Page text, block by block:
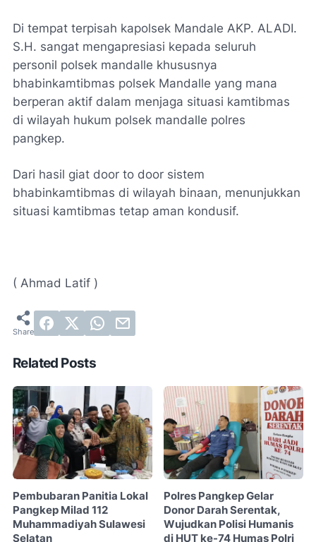
Di tempat terpisah kapolsek Mandale AKP. ALADI.
S.H. sangat mengapresiasi kepada seluruh
personil polsek mandalle khususnya
bhabinkamtibmas polsek Mandalle yang mana
berperan aktif dalam menjaga situasi kamtibmas
di wilayah hukum polsek mandalle polres
pangkep.
Dari hasil giat door to door sistem
bhabinkamtibmas di wilayah binaan, menunjukkan
situasi kamtibmas tetap aman kondusif.
( Ahmad Latif )
Related Posts
Pembubaran Panitia Lokal
Pangkep Milad 112
Muhammadiyah Sulawesi
Selatan
Polres Pangkep Gelar
Donor Darah Serentak,
Wujudkan Polisi Humanis
di HUT ke-74 Humas Polri